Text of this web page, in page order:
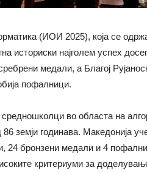
(ИОИ 2025), која се
историски најголем успех
медали, а Благој
пофалници.
во областа на
земји годинава. Македонија
24 бронзени медали и 4
критериуми за